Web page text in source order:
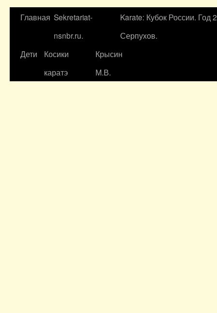
Главная Sekretariat-
nsnbr.ru.
Karate: Кубок России. Год
Серпухов.
Дети
Косики
каратэ
Крысин
М.В.